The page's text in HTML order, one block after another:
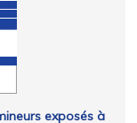
exposés à